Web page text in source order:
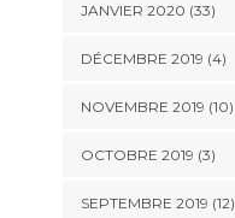
JANVIER 2020 (33)
DÉCEMBRE 2019 (4)
NOVEMBRE 2019 (10)
OCTOBRE 2019 (3)
SEPTEMBRE 2019 (12)